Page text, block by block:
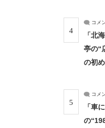
4
コメ
「北
亭の“
の初
5
コメ
「車
の